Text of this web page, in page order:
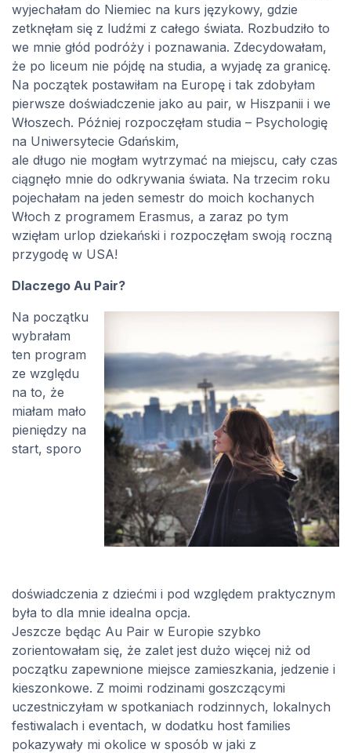
wyjechałam do Niemiec na kurs językowy, gdzie
zetknęłam się z ludźmi z całego świata. Rozbudziło to
we mnie głód podróży i poznawania. Zdecydowałam,
że po liceum nie pójdę na studia, a wyjadę za granicę.
Na początek postawiłam na Europę i tak zdobyłam
pierwsze doświadczenie jako au pair, w Hiszpanii i we
Włoszech. Później rozpoczęłam studia – Psychologię
na Uniwersytecie Gdańskim,
ale długo nie mogłam wytrzymać na miejscu, cały czas
ciągnęło mnie do odkrywania świata. Na trzecim roku
pojechałam na jeden semestr do moich kochanych
Włoch z programem Erasmus, a zaraz po tym
wzięłam urlop dziekański i rozpoczęłam swoją roczną
przygodę w USA!
Dlaczego Au Pair?
Na początku
wybrałam
ten program
ze względu
na to, że
miałam mało
pieniędzy na
start, sporo
doświadczenia z dziećmi i pod względem praktycznym
była to dla mnie idealna opcja.
Jeszcze będąc Au Pair w Europie szybko
zorientowałam się, że zalet jest dużo więcej niż od
początku zapewnione miejsce zamieszkania, jedzenie i
kieszonkowe. Z moimi rodzinami goszczącymi
uczestniczyłam w spotkaniach rodzinnych, lokalnych
festiwalach i eventach, w dodatku host families
pokazywały mi okolice w sposób w jaki z